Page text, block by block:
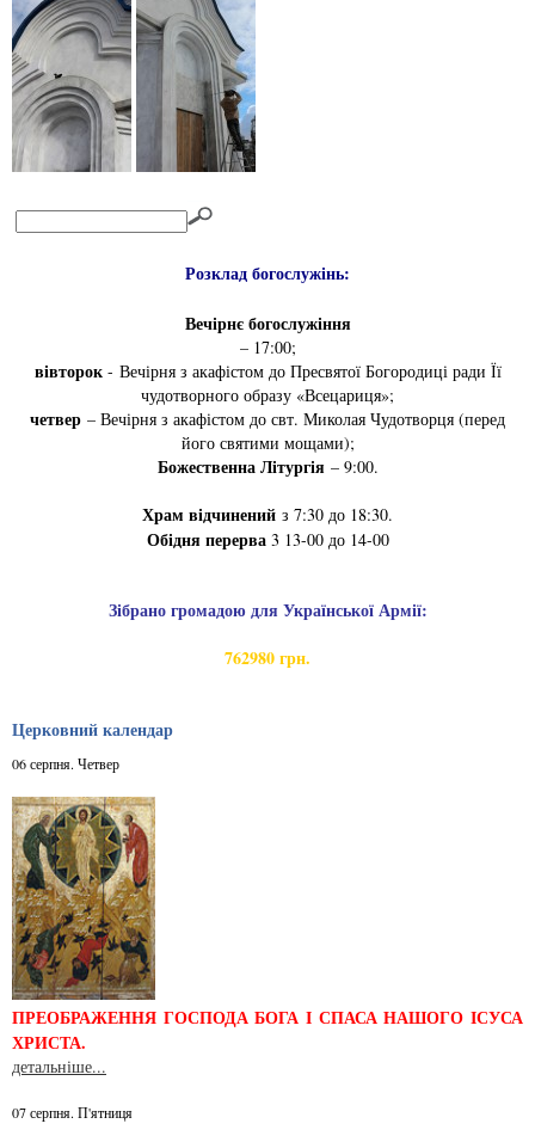
Розклад богослужінь:
Вечірнє богослужіння
– 17:00;
вівторок- Вечірня з акафістом до Пресвятої Богородиці ради Її
чудотворного образу «Всецариця»;
четвер – Вечірня з акафістом до свт. Миколая Чудотворця (перед
його святими мощами);
Божественна Літургія– 9:00.
Храм відчинений з 7:30 до 18:30.
Обідня перерва3 13-00 до 14-00
Зібрано громадою для Української Армії:
762980 грн.
Церковний календар
06 серпня. Четвер
ПРЕОБРАЖЕННЯ ГОСПОДА БОГА І СПАСА НАШОГО ІСУСА
ХРИСТА.
детальніше...
07 серпня. П'ятниця